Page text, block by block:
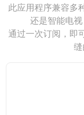
此应用程序兼容多
还是智能电视
通过一次订阅，即
缝